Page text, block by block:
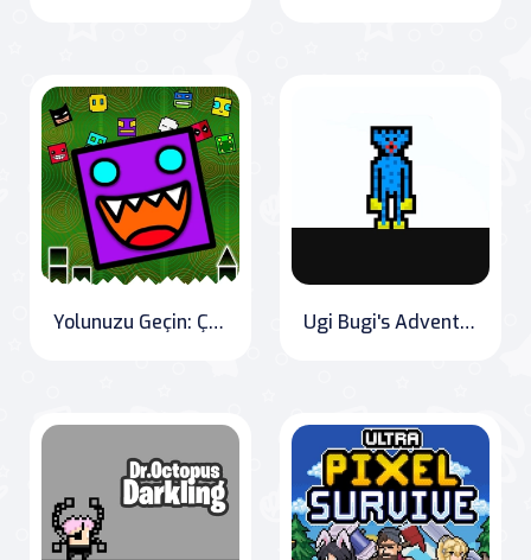
Yolunuzu Geçin: Çılgın Geometri Ugi Bugi's Adventure: Flag Quest